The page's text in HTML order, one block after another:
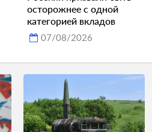
осторожнее с одной
категорией вкладов
07/08/2026